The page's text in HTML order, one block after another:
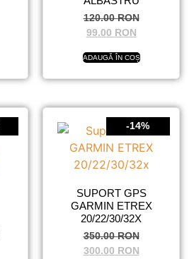
120.00RON
99.00 RON
ADAUGĂ ÎN COȘ
-14%
SUPORT GPS
GARMIN ETREX
20/22/30/32X
350.00RON
300.00 RON